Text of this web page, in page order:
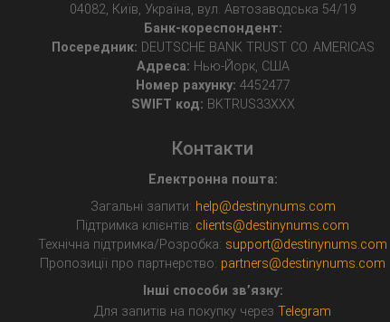
04082, Київ, Україна, вул. Автозаводська 54/19
Банк-кореспондент:
Посередник: DEUTSCHE BANK TRUST CO. AMERICAS
Адреса: Нью-Йорк, США
Номер рахунку: 4452477
SWIFT код: BKTRUS33XXX
Контакти
Електронна пошта:
Загальні запити: help@destinynums.com
Підтримка клієнтів: clients@destinynums.com
Технічна підтримка/Розробка: support@destinynums.com
Пропозиції про партнерство: partners@destinynums.com
Інші способи зв’язку:
Для запитів на покупку через Telegram